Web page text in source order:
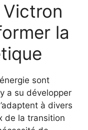
la
sont
a su développer
à divers
de la transition